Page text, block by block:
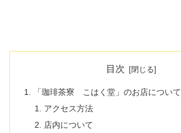
目次
「珈琲茶寮 こはく堂」のお店について
アクセス方法
店内について